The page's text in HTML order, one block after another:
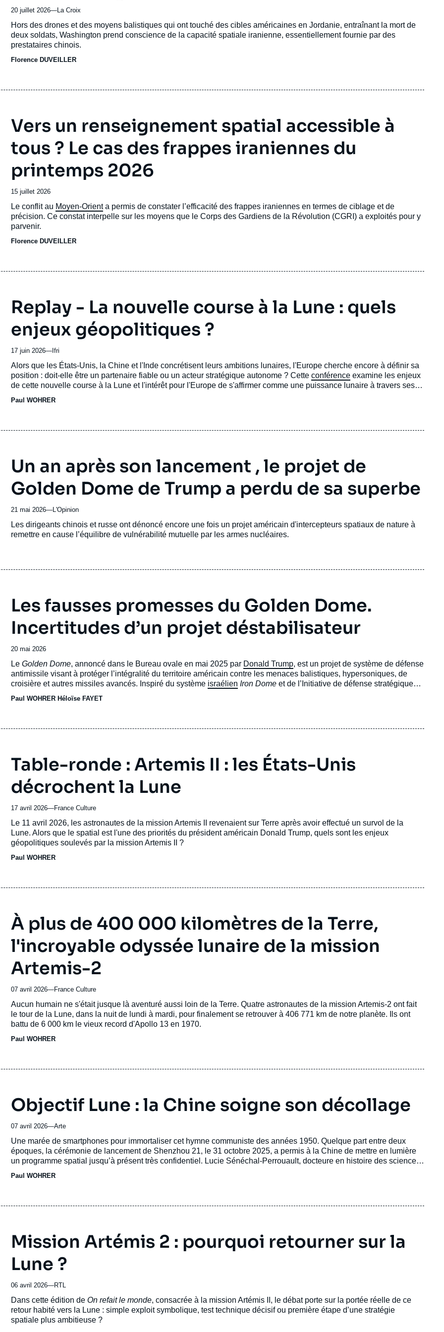
20 juillet 2026—Nom
journal,
revue
ou
émission
La Croix
Accroche
Hors des drones et des moyens balistiques qui ont touché des cibles américaines en Jordanie, entraînant la mort de
deux soldats, Washington prend conscience de la capacité spatiale iranienne, essentiellement fournie par des
prestataires chinois.
Florence DUVEILLER
Vers un renseignement spatial accessible à
tous ? Le cas des frappes iraniennes du
printemps 2026
Date
de
publication
15 juillet 2026
Accroche
Le conflit au Moyen-Orienta permis de constater l’efficacité des frappes iraniennes en termes de ciblage et de
précision. Ce constat interpelle sur les moyens que le Corps des Gardiens de la Révolution (CGRI) a exploités pour y
parvenir.
Florence DUVEILLER
Replay - La nouvelle course à la Lune : quels
enjeux géopolitiques ?
17 juin 2026— Nom
journal,
revue
ou
émission
Ifri
Accroche
Alors que les États-Unis, la Chine et l'Inde concrétisent leurs ambitions lunaires, l'Europe cherche encore à définir sa
position : doit-elle être un partenaire fiable ou un acteur stratégique autonome ? Cette conférence examine les enjeux
de cette nouvelle course à la Lune et l'intérêt pour l'Europe de s'affirmer comme une puissance lunaire à travers ses
nouvelle course à la Lune constitue pour l'Europe un levier pour son autonomie stratégique et sa cohésion interne, ou
Paul WOHRER
Un an après son lancement , le projet de
Golden Dome de Trump a perdu de sa superbe
21 mai 2026—Nom
journal,
revue
L'Opinion
Accroche
Les dirigeants chinois et russe ont dénoncé encore une fois un projet américain d'intercepteurs spatiaux de nature à
remettre en cause l’équilibre de vulnérabilité mutuelle par les armes nucléaires.
Les fausses promesses du Golden Dome.
Incertitudes d’un projet déstabilisateur
Date
de
publication
20 mai 2026
Accroche
Le Golden Dome, annoncé dans le Bureau ovale en mai 2025 par Donald Trump, est un projet de système de défense
antimissile visant à protéger l’intégralité du territoire américain contre les menaces balistiques, hypersoniques, de
croisière et autres missiles avancés. Inspiré du système israélien Iron Dome et de l’Initiative de défense stratégique
(IDS) des années 1980, ce programme s’appuie sur une architecture multicouche intégrant des capteurs et des
intercepteurs, dont une composante spatiale comprenant des intercepteurs orbitaux capables de détruire des missiles
Paul WOHRER Héloïse FAYET
Table-ronde : Artemis II : les États-Unis
décrochent la Lune
17 avril 2026—Nom
du
journal,
revue
ou
émission
France Culture
Accroche
Le 11 avril 2026, les astronautes de la mission Artemis II revenaient sur Terre après avoir effectué un survol de la
Lune. Alors que le spatial est l'une des priorités du président américain Donald Trump, quels sont les enjeux
géopolitiques soulevés par la mission Artemis II ?
Paul WOHRER
À plus de 400 000 kilomètres de la Terre,
l'incroyable odyssée lunaire de la mission
Artemis-2
07 avril 2026—Nom
du
journal,
revue
ou
émission
France Culture
Accroche
Aucun humain ne s'était jusque là aventuré aussi loin de la Terre. Quatre astronautes de la mission Artemis-2 ont fait
le tour de la Lune, dans la nuit de lundi à mardi, pour finalement se retrouver à 406 771 km de notre planète. Ils ont
battu de 6 000 km le vieux record d'Apollo 13 en 1970.
Paul WOHRER
Objectif Lune : la Chine soigne son décollage
07 avril 2026—Nom
du
journal,
revue
ou
émission
Arte
Accroche
Une marée de smartphones pour immortaliser cet hymne communiste des années 1950. Quelque part entre deux
époques, la cérémonie de lancement de Shenzhou 21, le 31 octobre 2025, a permis à la Chine de mettre en lumière
un programme spatial jusqu’à présent très confidentiel. Lucie Sénéchal-Perrouault, docteure en histoire des sciences,
Espaceau sein du
Paul WOHRER
Mission Artémis 2 : pourquoi retourner sur la
Lune ?
06 avril 2026—Nom
du
journal,
revue
ou
RTL
Accroche
Dans cette édition de On refait le monde, consacrée à la mission Artémis II, le débat porte sur la portée réelle de ce
retour habité vers la Lune : simple exploit symbolique, test technique décisif ou première étape d’une stratégie
spatiale plus ambitieuse ?